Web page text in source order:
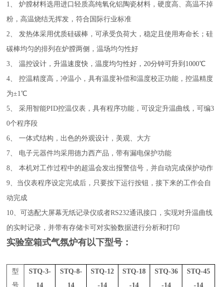
1、炉膛材料选用进口轻质高纯氧化铝陶瓷材料，硬度高、高温不掉
粉，高温烧结无挥发，符合国际行业标准
2、发热体采用优质硅碳棒，可承受负荷大，稳定且使用寿命长 ；硅
碳棒均匀的排列在炉膛两侧，温场均匀性好
3、温控设计，升温速度快，温度均匀性好，20分钟可升到1000℃
4、控温精度高，冲温小，具有温度补偿和温度校正功能，控温精度
为±1℃
5、采用智能PID控温仪表 ，具有程序功能，可设定升温曲线，可编3
0个程序段
6、一体式结构， 出色的外观设计，美观、大方
7、 电子元器件均采用德力西产品，带有漏电保护功能
8、本机对工作过程中的超温会发出报警信号，并自动完成保护动作
9、当仪表程序设定完成后，只要按下运行按钮，接下来的工作会自
动完成
10、可选配大屏幕无纸记录仪或者RS232通讯接口，实现对升温曲线
的实时记录，并带有存储卡可对实验数据进行分析和打印
实验室箱式气氛炉有以下型号：
型
号
STQ-3-
14
STQ-8-
14
STQ-12
-14
STQ-18
-14
STQ-36
-14
STQ-45
-14